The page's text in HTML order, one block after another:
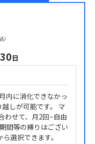
）
30日
内に消化できなかっ
しが可能です。 マ
わせて、月2回~自由
間等の縛りはござい
選択できます。